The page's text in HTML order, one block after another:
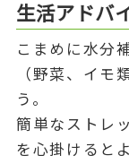
生活アドバ
こまめに水分
（野菜、イモ
う。
簡単なストレ
を心掛けると